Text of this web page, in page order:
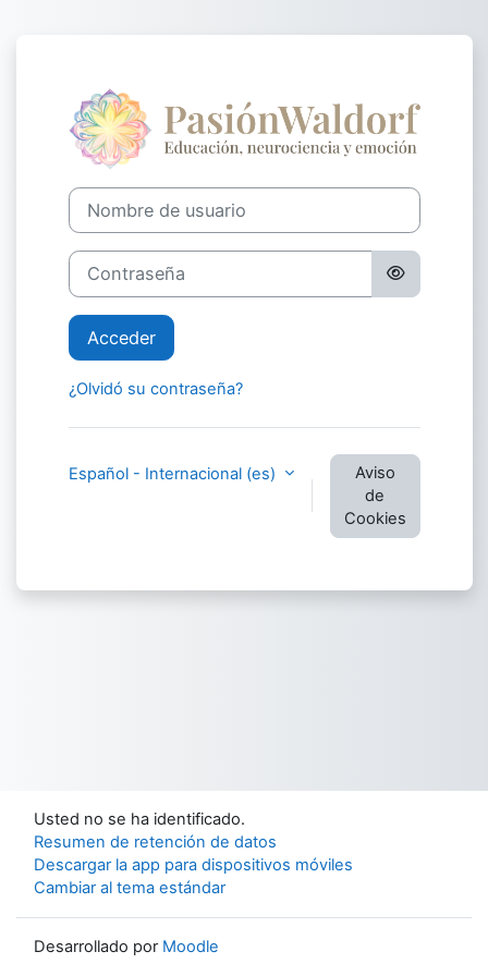
Entrar a
Nombre de usuario
Contraseña
Acceder
¿Olvidó su contraseña?
Español - Internacional ‎(es)‎
Aviso
de
Cookies
Usted no se ha identificado.
Resumen de retención de datos
Descargar la app para dispositivos móviles
Cambiar al tema estándar
Desarrollado por Moodle